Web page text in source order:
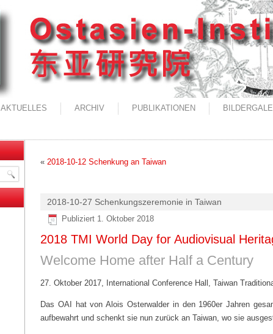
AKTUELLES ARCHIV PUBLIKATIONEN
« 2018-10-12 Schenkung an Taiwan
2018-10-27 Schenkungszeremonie in Taiwan
Publiziert 1. Oktober 2018
2018 TMI World Day for Audiovisual
Welcome Home after Half a Century
27. Oktober 2017, International Conference Hall, Taiwan
Das OAI hat von Alois Osterwalder in den 1960er Jahren
aufbewahrt und schenkt sie nun zurück an Taiwan, wo sie